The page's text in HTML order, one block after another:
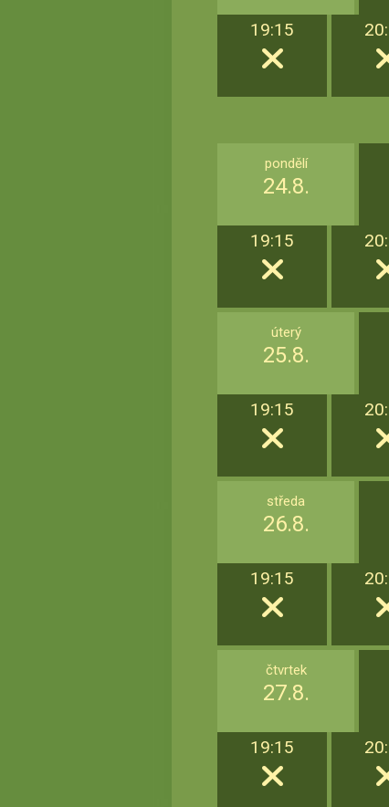
19:15
pondělí
24.8.
19:15
úterý
25.8.
19:15
středa
26.8.
19:15
čtvrtek
27.8.
19:15